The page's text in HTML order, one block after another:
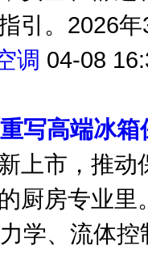
引。2026
调 04-08
写高端冰
上市，推动
厨房专业
学、流体